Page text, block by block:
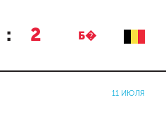
: 2 Б�
11 ИЮЛЯ